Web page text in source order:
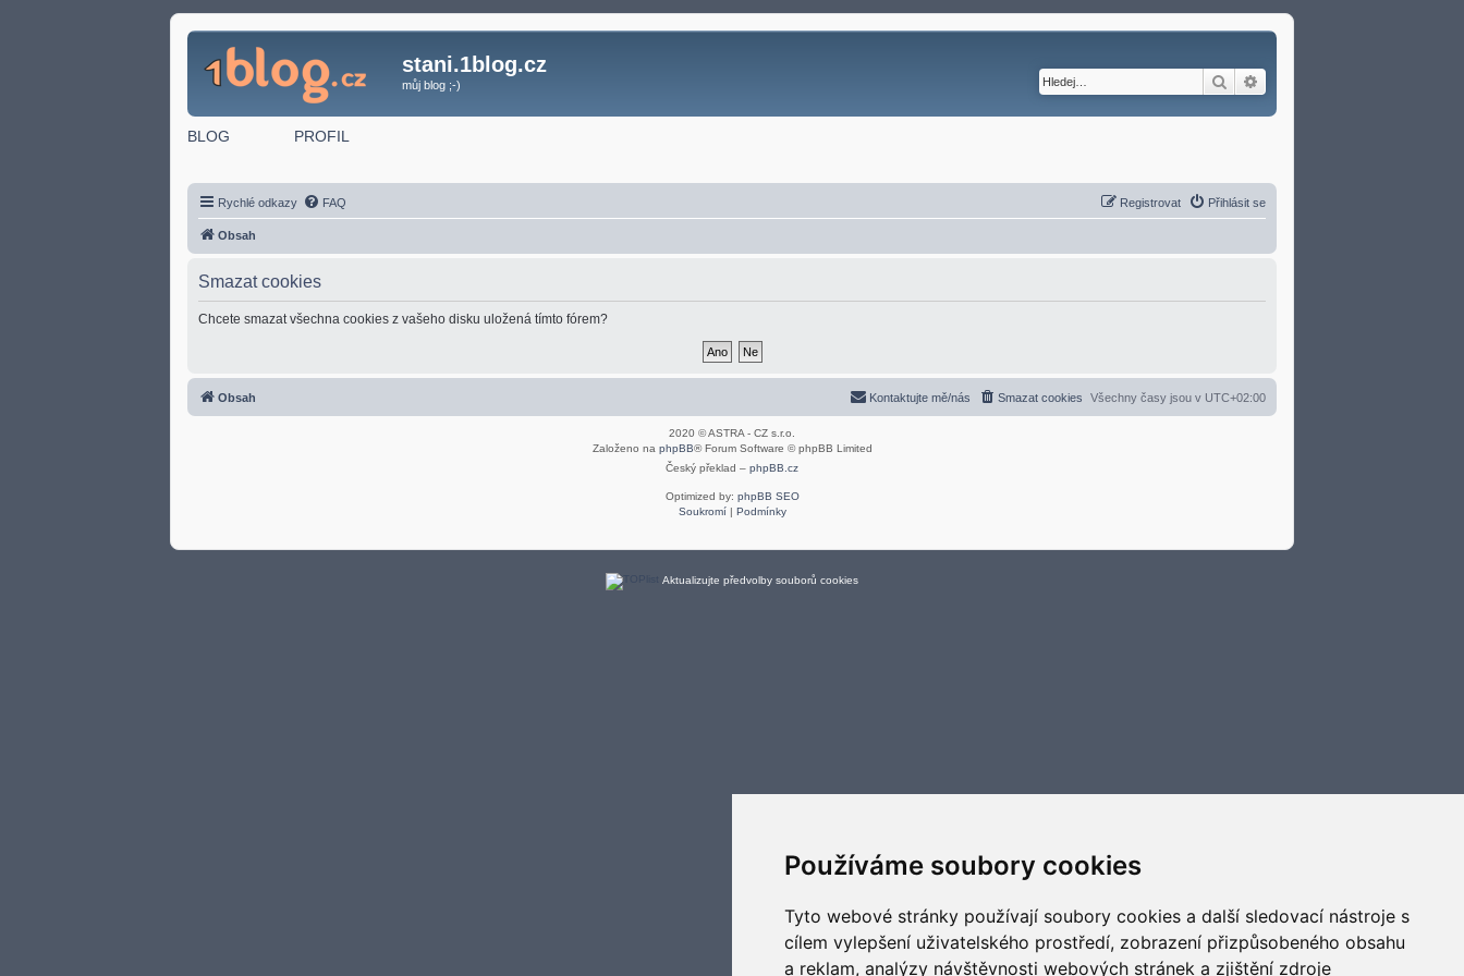
Používáme soubory cookies
Tyto webové stránky používají soubory cookies a další sledovací nástroje s
cílem vylepšení uživatelského prostředí, zobrazení přizpůsobeného obsahu
a reklam, analýzy návštěvnosti webových stránek a zjištění zdroje
stani.1blog.cz
můj blog ;-) Hledat
BLOG PROFIL
Rychlé odkazy FAQ Přihlásit se
Registrovat
Obsah
Smazat cookies
Chcete smazat všechna cookies z vašeho disku uložená tímto fórem?
Obsah Všechny časy jsou v UTC+02:00
Smazat cookies
Kontaktujte mě/nás
2020 © ASTRA - CZ s.r.o.
Založeno na phpBB® Forum Software © phpBB Limited
Český překlad – phpBB.cz
Optimized by: phpBB SEO
Soukromí| Podmínky
Aktualizujte předvolby souborů cookies